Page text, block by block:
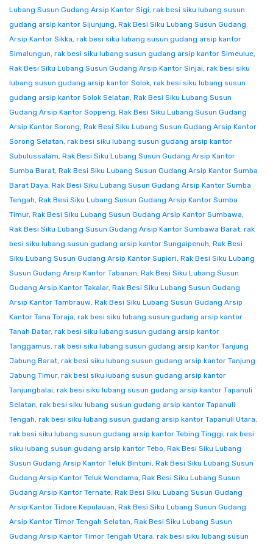
Lubang Susun Gudang Arsip Kantor Sigi, rak besi siku lubang susun
gudang arsip kantor Sijunjung, Rak Besi Siku Lubang Susun Gudang
Arsip Kantor Sikka, rak besi siku lubang susun gudang arsip kantor
Simalungun, rak besi siku lubang susun gudang arsip kantor Simeulue,
Rak Besi Siku Lubang Susun Gudang Arsip Kantor Sinjai, rak besi siku
lubang susun gudang arsip kantor Solok, rak besi siku lubang susun
gudang arsip kantor Solok Selatan, Rak Besi Siku Lubang Susun
Gudang Arsip Kantor Soppeng, Rak Besi Siku Lubang Susun Gudang
Arsip Kantor Sorong, Rak Besi Siku Lubang Susun Gudang Arsip Kantor
Sorong Selatan, rak besi siku lubang susun gudang arsip kantor
Subulussalam, Rak Besi Siku Lubang Susun Gudang Arsip Kantor
Sumba Barat, Rak Besi Siku Lubang Susun Gudang Arsip Kantor Sumba
Barat Daya, Rak Besi Siku Lubang Susun Gudang Arsip Kantor Sumba
Tengah, Rak Besi Siku Lubang Susun Gudang Arsip Kantor Sumba
Timur, Rak Besi Siku Lubang Susun Gudang Arsip Kantor Sumbawa,
Rak Besi Siku Lubang Susun Gudang Arsip Kantor Sumbawa Barat, rak
besi siku lubang susun gudang arsip kantor Sungaipenuh, Rak Besi
Siku Lubang Susun Gudang Arsip Kantor Supiori, Rak Besi Siku Lubang
Susun Gudang Arsip Kantor Tabanan, Rak Besi Siku Lubang Susun
Gudang Arsip Kantor Takalar, Rak Besi Siku Lubang Susun Gudang
Arsip Kantor Tambrauw, Rak Besi Siku Lubang Susun Gudang Arsip
Kantor Tana Toraja, rak besi siku lubang susun gudang arsip kantor
Tanah Datar, rak besi siku lubang susun gudang arsip kantor
Tanggamus, rak besi siku lubang susun gudang arsip kantor Tanjung
Jabung Barat, rak besi siku lubang susun gudang arsip kantor Tanjung
Jabung Timur, rak besi siku lubang susun gudang arsip kantor
Tanjungbalai, rak besi siku lubang susun gudang arsip kantor Tapanuli
Selatan, rak besi siku lubang susun gudang arsip kantor Tapanuli
Tengah, rak besi siku lubang susun gudang arsip kantor Tapanuli Utara,
rak besi siku lubang susun gudang arsip kantor Tebing Tinggi, rak besi
siku lubang susun gudang arsip kantor Tebo, Rak Besi Siku Lubang
Susun Gudang Arsip Kantor Teluk Bintuni, Rak Besi Siku Lubang Susun
Gudang Arsip Kantor Teluk Wondama, Rak Besi Siku Lubang Susun
Gudang Arsip Kantor Ternate, Rak Besi Siku Lubang Susun Gudang
Arsip Kantor Tidore Kepulauan, Rak Besi Siku Lubang Susun Gudang
Arsip Kantor Timor Tengah Selatan, Rak Besi Siku Lubang Susun
Gudang Arsip Kantor Timor Tengah Utara, rak besi siku lubang susun